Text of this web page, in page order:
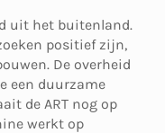
uit het buitenland.
positief zijn,
De overheid
een duurzame
de ART nog op
werkt op